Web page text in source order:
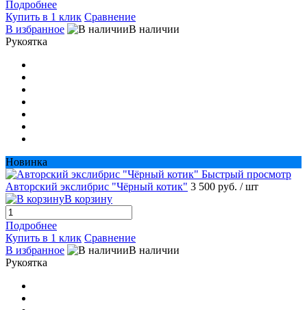
Подробнее
Купить в 1 клик Сравнение
В избранное
В наличии
Рукоятка
Новинка
Быстрый просмотр
Авторский экслибрис "Чёрный котик" 3 500 руб. / шт
В корзину
Подробнее
Купить в 1 клик Сравнение
В избранное
В наличии
Рукоятка